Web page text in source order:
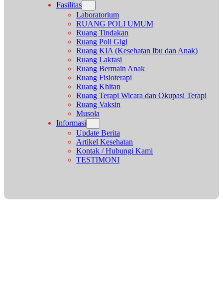
Fasilitas
Laboratorium
RUANG POLI UMUM
Ruang Tindakan
Ruang Poli Gigi
Ruang KIA (Kesehatan Ibu dan Anak)
Ruang Laktasi
Ruang Bermain Anak
Ruang Fisioterapi
Ruang Khitan
Ruang Terapi Wicara dan Okupasi Terapi
Ruang Vaksin
Musola
Informasi
Update Berita
Artikel Kesehatan
Kontak / Hubungi Kami
TESTIMONI